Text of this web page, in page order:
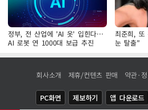
정부, 전 산업에 'AI 옷' 입힌다…
AI 로봇 연 1000대 보급 추진
최준희, 또
눈 탈출"
회사소개 제휴/컨텐츠 판매 약관·
PC화면 제보하기 앱 다운로드